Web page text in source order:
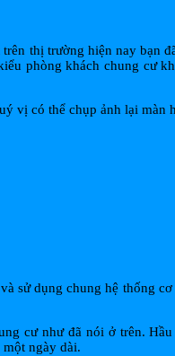
thị trường hiện nay bạn
phòng khách chung cư
vị có thể chụp ảnh lại
sử dụng chung hệ thống
cư như đã nói ở trên.
ngày dài.